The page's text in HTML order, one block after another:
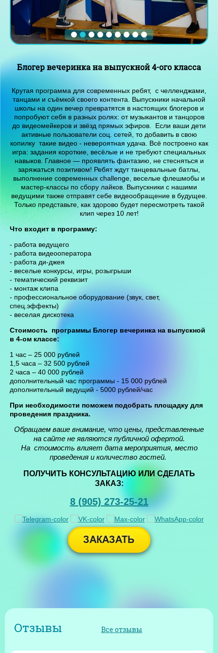
Отзывы Все отзывы
Блогер вечеринка на выпускной 4-ого класса
Крутая программа для современных ребят, с челленджами,
танцами и съёмкой своего контента. Выпускники начальной
школы на один вечер превратятся в настоящих блогеров и
попробуют себя в разных ролях: от музыкантов и танцоров
до видеомейкеров и звёзд прямых эфиров. Если ваши дети
активные пользователи соц. сетей, то добавить в свою
копилку такие видео - невероятная удача. Всё построено как
игра: задания короткие, весёлые и не требуют специальных
навыков. Главное — проявлять фантазию, не стесняться и
заряжаться позитивом! Ребят ждут танцевальные батлы,
выполнение современных challenge, веселые флешмобы и
мастер-классы по сбору лайков. Выпускники с нашими
ведущими также отправят себе видеообращение в будущее.
Только представьте, как здорово будет пересмотреть такой
клип через 10 лет!
Что входит в программу:
- работа ведущего
- работа видеооператора
- работа ди-джея
- веселые конкурсы, игры, розыгрыши
- тематический реквизит
- монтаж клипа
- профессиональное оборудование (звук, свет,
спец.эффекты)
- веселая дискотека
Стоимость программы Блогер вечеринка на выпускной
в 4-ом классе:
1 час – 25 000 рублей
1,5 часа – 32 500 рублей
2 часа – 40 000 рублей
дополнительный час программы - 15 000 рублей
дополнительный ведущий - 5000 рублей/час
При необходимости поможем подобрать площадку для
проведения праздника.
Обращаем ваше внимание, что цены, представленные
на сайте не являются публичной офертой.
На стоимость влияет дата мероприятия, место
проведения и количество гостей.
ПОЛУЧИТЬ КОНСУЛЬТАЦИЮ ИЛИ СДЕЛАТЬ
ЗАКАЗ:
8 (905) 273-25-21